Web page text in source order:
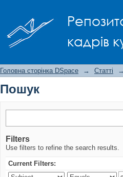
кадрів
Головна сторінка DSpace → Статті →
Пошук
Filters
Use filters to refine the search results.
Current Filters: